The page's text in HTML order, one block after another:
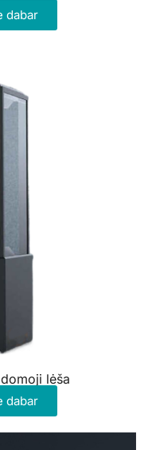
dabar
lėša
dabar